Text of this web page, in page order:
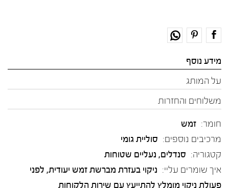
מידע נוסף
על המותג
משלוחים והחזרות
חומר: זמש
מרכיבים נוספים: סוליית גומי
קטגוריה: סנדלים, נעליים שטוחות
איך שומרים עליי: ניקוי בעזרת מברשת זמש יעודית, לפני
פעולת ניקוי מומלץ להתייעץ עם שירות הלקוחות